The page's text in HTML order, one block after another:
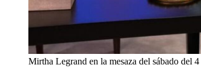
Mirtha Legrand en la mesaza del sábado del